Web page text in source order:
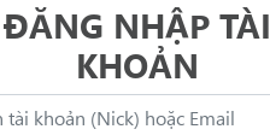
ĐĂNG NHẬP TÀI
KHOẢN